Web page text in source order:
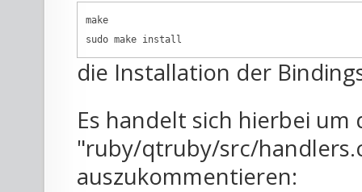
make
sudo make install
die Installation der
Es handelt sich hierbei um
"ruby/qtruby/src/
auszukommentieren: